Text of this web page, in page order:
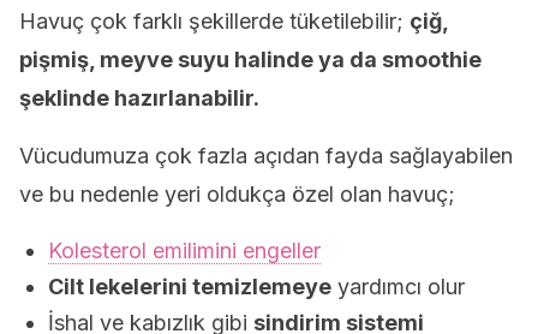
Havuç çok farklı şekillerde tüketilebilir; çiğ,
pişmiş, meyve suyu halinde ya da smoothie
şeklinde hazırlanabilir.
Vücudumuza çok fazla açıdan fayda sağlayabilen
ve bu nedenle yeri oldukça özel olan havuç;
Kolesterol emilimini engeller
Cilt lekelerini temizlemeye yardımcı olur
İshal ve kabızlık gibi sindirim sistemi